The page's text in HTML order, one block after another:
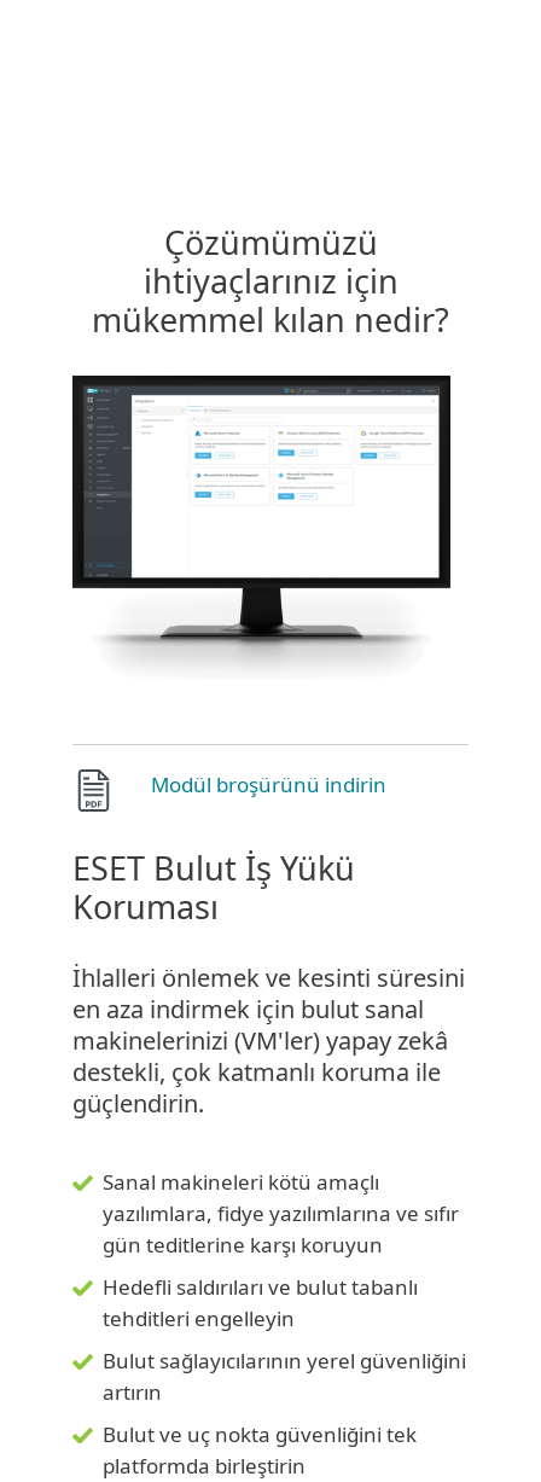
Çözümümüzü
ihtiyaçlarınız için
mükemmel kılan nedir?
Modül broşürünü indirin
ESET Bulut İş Yükü
Koruması
İhlalleri önlemek ve kesinti süresini
en aza indirmek için bulut sanal
makinelerinizi (VM'ler) yapay zekâ
destekli, çok katmanlı koruma ile
güçlendirin.
Sanal makineleri kötü amaçlı
yazılımlara, fidye yazılımlarına ve sıfır
gün teditlerine karşı koruyun
Hedefli saldırıları ve bulut tabanlı
tehditleri engelleyin
Bulut sağlayıcılarının yerel güvenliğini
artırın
Bulut ve uç nokta güvenliğini tek
platformda birleştirin